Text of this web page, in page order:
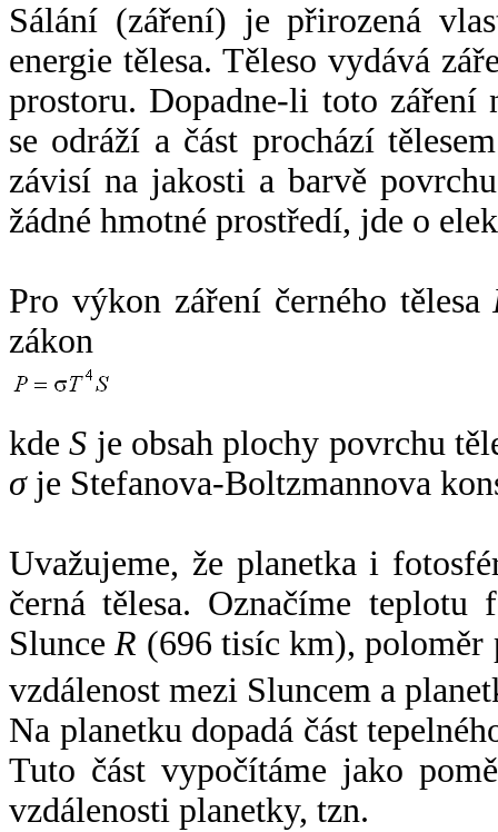
Sálání (záření) je přirozená
energie tělesa. Těleso vydává
prostoru. Dopadne-li toto záření
se odráží a část prochází
závisí na jakosti a barvě
žádné hmotné prostředí, jde o
Pro výkon záření černého tělesa
zákon
kdeS je obsah plochy povrchu
σje Stefanova-Boltzmannova
Uvažujeme, že planetka i
černá tělesa. Označíme
SlunceR (696 tisíc km),
vzdálenost mezi Sluncem a
Na planetku dopadá část
Tuto část vypočítáme jako
vzdálenosti planetky, tzn.